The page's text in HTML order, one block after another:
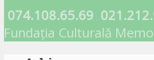
074.108.65.69
Fundația Culturală